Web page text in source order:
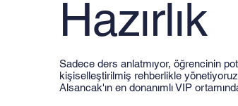
Hazırlık
Sadece ders anlatmıyor, öğrencinin
kişiselleştirilmiş rehberlikle
Alsancak'ın en donanımlı VIP